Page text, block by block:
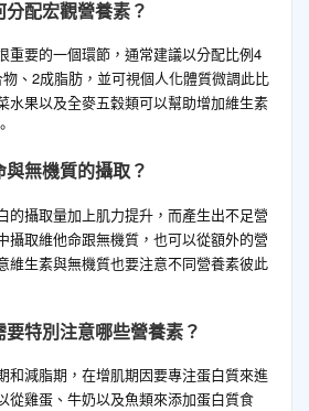
配宏觀營養素？
重要的一個環節，通常建議以分配比例4
、2成脂肪，並可視個人化體質微調此比
水果以及全麥五穀類可以幫助增加維生素
無機質的攝取？
的攝取量加上肌力提升，而產生出不足營
攝取維他命跟無機質，也可以從額外的營
維生素與無機質也要注意不同營養素彼此
特別注意哪些營養素？
和減脂期，在增肌期因要專注蛋白質來進
從雞蛋、牛奶以及魚類來添加蛋白質食